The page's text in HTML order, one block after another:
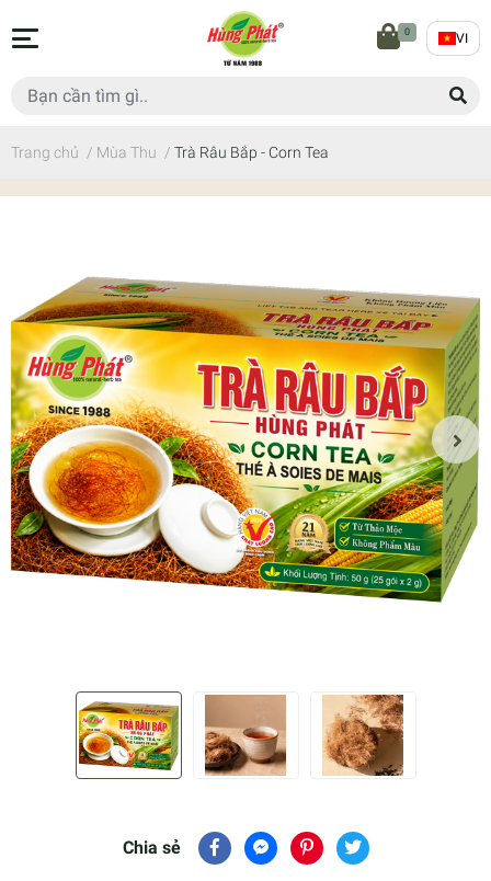
0 VI
Trang chủ / Mùa Thu / Trà Râu Bắp - Corn Tea
Chia sẻ